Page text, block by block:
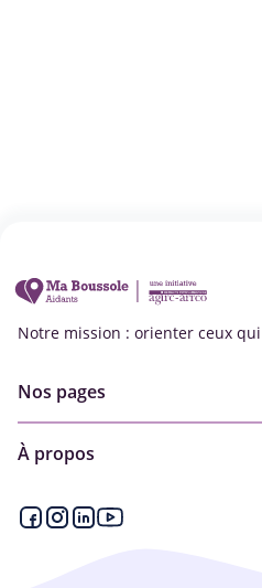
Notre mission : orienter ceux
Nos pages
Aides financières et congés
À propos
Qui sommes-nous ?